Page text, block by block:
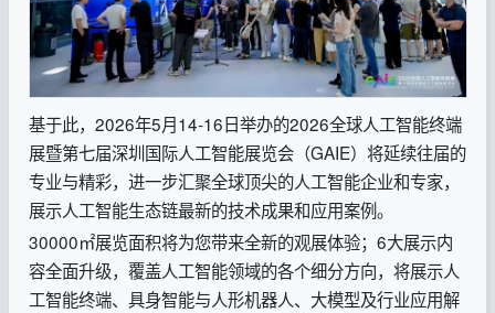
基于此，2026年5月14-16日举办的2026全球人工智能终端
展暨第七届深圳国际人工智能展览会（GAIE）将延续往届的
专业与精彩，进一步汇聚全球顶尖的人工智能企业和专家，
展示人工智能生态链最新的技术成果和应用案例。
30000㎡展览面积将为您带来全新的观展体验；6大展示内
容全面升级，覆盖人工智能领域的各个细分方向，将展示人
工智能终端、具身智能与人形机器人、大模型及行业应用解